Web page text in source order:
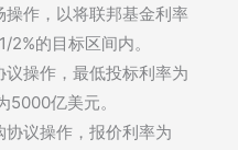
作，以将联邦基金利率
的目标区间内。
操作，最低投标利率为
5000亿美元。
议操作，报价利率为